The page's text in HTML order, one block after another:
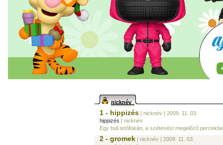
nicknév
1 - hippizés | nicknév | 2009. 11. 03.
hippizés | nicknév
Egy buli tetőfokán, a szétesést megelőző
2 - gromek | nicknév | 2009. 11. 03.